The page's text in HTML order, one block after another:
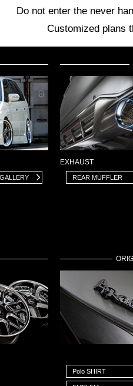
Do not enter the never
Customized plans
EXHAUST
REAR MUFFLER
Polo SHIRT